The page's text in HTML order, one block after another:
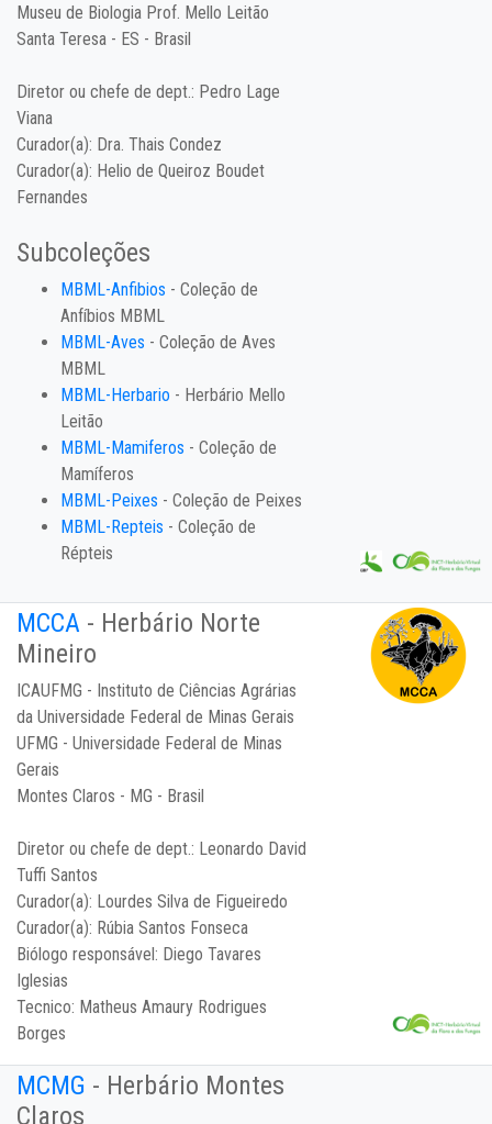
Museu de Biologia Prof. Mello Leitão
Santa Teresa - ES - Brasil
Diretor ou chefe de dept.: Pedro Lage
Viana
Curador(a): Dra. Thais Condez
Curador(a): Helio de Queiroz Boudet
Fernandes
Subcoleções
MBML-Anfibios - Coleção de
Anfíbios MBML
MBML-Aves - Coleção de Aves
MBML
MBML-Herbario - Herbário Mello
Leitão
MBML-Mamiferos - Coleção de
Mamíferos
MBML-Peixes - Coleção de Peixes
MBML-Repteis - Coleção de
Répteis
MCCA - Herbário Norte
Mineiro
ICAUFMG - Instituto de Ciências Agrárias
da Universidade Federal de Minas Gerais
UFMG - Universidade Federal de Minas
Gerais
Montes Claros - MG - Brasil
Diretor ou chefe de dept.: Leonardo David
Tuffi Santos
Curador(a): Lourdes Silva de Figueiredo
Curador(a): Rúbia Santos Fonseca
Biólogo responsável: Diego Tavares
Iglesias
Tecnico: Matheus Amaury Rodrigues
Borges
MCMG - Herbário Montes
Claros